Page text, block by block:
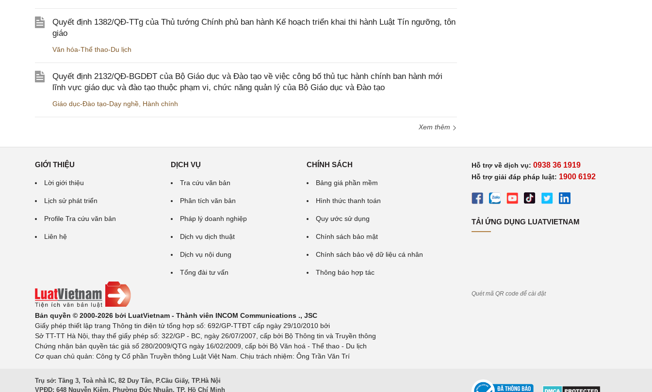
Quyết định 1382/QĐ-TTg của Thủ tướng Chính phủ ban hành Kế hoạch triển khai thi hành Luật Tín ngưỡng, tôn
giáo
Văn hóa-Thể thao-Du lịch
Quyết định 2132/QĐ-BGDĐT của Bộ Giáo dục và Đào tạo về việc công bố thủ tục hành chính ban hành mới
lĩnh vực giáo dục và đào tạo thuộc phạm vi, chức năng quản lý của Bộ Giáo dục và Đào tạo
Giáo dục-Đào tạo-Dạy nghề, Hành chính
Xem thêm
GIỚI THIỆU
Lời giới thiệu
Lịch sử phát triển
Profile Tra cứu văn bản
Liên hệ
DỊCH VỤ
Tra cứu văn bản
Phân tích văn bản
Pháp lý doanh nghiệp
Dịch vụ dịch thuật
Dịch vụ nội dung
Tổng đài tư vấn
CHÍNH SÁCH
Bảng giá phần mềm
Hình thức thanh toán
Quy ước sử dụng
Chính sách bảo mật
Chính sách bảo vệ dữ liệu cá nhân
Thông báo hợp tác
Bản quyền © 2000-2026 bởi LuatVietnam - Thành viên INCOM Communications ., JSC
Giấy phép thiết lập trang Thông tin điện tử tổng hợp số: 692/GP-TTĐT cấp ngày 29/10/2010 bởi
Sở TT-TT Hà Nội, thay thế giấy phép số: 322/GP - BC, ngày 26/07/2007, cấp bởi Bộ Thông tin và Truyền thông
Chứng nhận bản quyền tác giả số 280/2009/QTG ngày 16/02/2009, cấp bởi Bộ Văn hoá - Thể thao - Du lịch
Cơ quan chủ quản: Công ty Cổ phần Truyền thông Luật Việt Nam. Chịu trách nhiệm: Ông Trần Văn Trí
Hỗ trợ về dịch vụ: 0938 36 1919
Hỗ trợ giải đáp pháp luật: 1900 6192
TẢI ỨNG DỤNG LUATVIETNAM
Quét mã QR code để cài đặt
Trụ sở: Tầng 3, Toà nhà IC, 82 Duy Tân, P.Cầu Giấy, TP.Hà Nội
VPĐD: 648 Nguyễn Kiệm, Phường Đức Nhuận, TP. Hồ Chí Minh